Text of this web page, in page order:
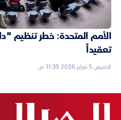
الأمم المتحدة: خطر تنظيم
تعقيداً
الخميس 5 فبراير 2026 11:35 ص